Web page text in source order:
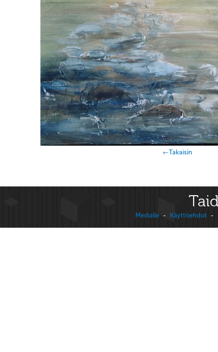
←Takaisin
Medialle - Käyttöehdot -